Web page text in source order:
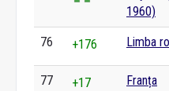
1960)
76 +176 Limba
77 +17 Franța